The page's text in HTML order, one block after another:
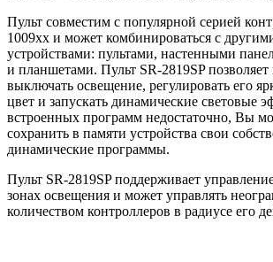
Пульт совместим с популярной серией
1009xx и может комбинироваться с
устройствами: пультами, настенными
и планшетами. Пульт SR-2819SP позволяет
выключать освещение, регулировать его
цвет и запускать динамические световые
встроенных программ недостаточно, Вы
сохранить в памяти устройства свои
динамические программы.
Пульт SR-2819SP поддерживает
зонах освещения и может управлять
количеством контроллеров в радиусе его